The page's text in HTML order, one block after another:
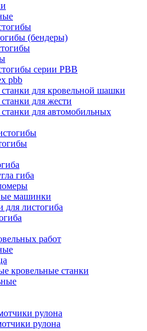
(бендеры)
серии PBB
pbb
для кровельной шашки
для жести
для автомобильных
гиба
машинки
листогиба
работ
кровельные станки
рулона
рулона